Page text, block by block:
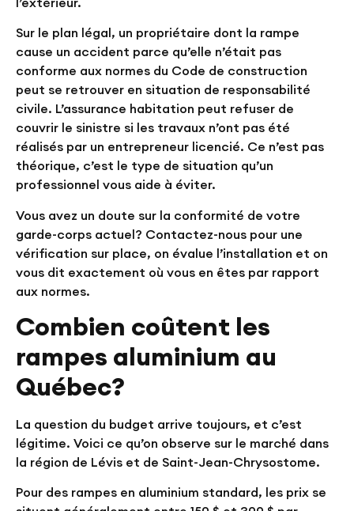
Sur le plan légal, un propriétaire dont la rampe
cause un accident parce qu’elle n’était pas
conforme aux normes du Code de construction
peut se retrouver en situation de responsabilité
civile. L’assurance habitation peut refuser de
couvrir le sinistre si les travaux n’ont pas été
réalisés par un entrepreneur licencié. Ce n’est pas
théorique, c’est le type de situation qu’un
professionnel vous aide à éviter.
Vous avez un doute sur la conformité de votre
garde-corps actuel? Contactez-nous pour une
vérification sur place, on évalue l’installation et on
vous dit exactement où vous en êtes par rapport
aux normes.
Combien coûtent les
rampes aluminium au
Québec?
La question du budget arrive toujours, et c’est
légitime. Voici ce qu’on observe sur le marché dans
la région de Lévis et de Saint-Jean-Chrysostome.
Pour des rampes en aluminium standard, les prix se